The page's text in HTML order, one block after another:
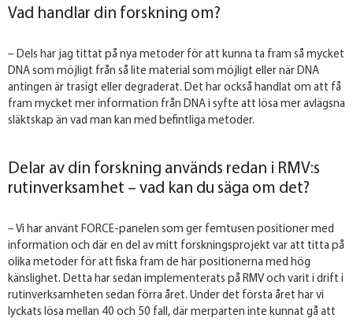
Vad handlar din forskning om?
– Dels har jag tittat på nya metoder för att kunna ta fram så mycket
DNA som möjligt från så lite material som möjligt eller när DNA
antingen är trasigt eller degraderat. Det har också handlat om att få
fram mycket mer information från DNA i syfte att lösa mer avlägsna
släktskap än vad man kan med befintliga metoder.
Delar av din forskning används redan i RMV:s
rutinverksamhet – vad kan du säga om det?
– Vi har använt FORCE-panelen som ger femtusen positioner med
information och där en del av mitt forskningsprojekt var att titta på
olika metoder för att fiska fram de här positionerna med hög
känslighet. Detta har sedan implementerats på RMV och varit i drift i
rutinverksamheten sedan förra året. Under det första året har vi
lyckats lösa mellan 40 och 50 fall, där merparten inte kunnat gå att